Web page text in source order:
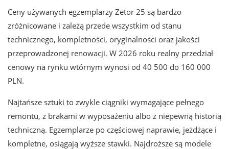
Ceny używanych egzemplarzy Zetor 25 są bardzo
zróżnicowane i zależą przede wszystkim od stanu
technicznego, kompletności, oryginalności oraz jakości
przeprowadzonej renowacji. W 2026 roku realny przedział
cenowy na rynku wtórnym wynosi od 40 500 do 160 000
PLN.
Najtańsze sztuki to zwykle ciągniki wymagające pełnego
remontu, z brakami w wyposażeniu albo z niepewną historią
techniczną. Egzemplarze po częściowej naprawie, jeżdżące i
kompletne, osiągają wyższe stawki. Najdroższe są modele